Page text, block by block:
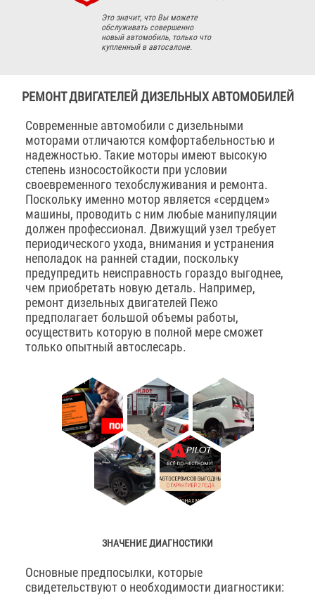
Это значит, что Вы можете
обслуживать совершенно
новый автомобиль, только что
купленный в автосалоне.
РЕМОНТ ДВИГАТЕЛЕЙ ДИЗЕЛЬНЫХ АВТОМОБИЛЕЙ
Современные автомобили с дизельными
моторами отличаются комфортабельностью и
надежностью. Такие моторы имеют высокую
степень износостойкости при условии
своевременного техобслуживания и ремонта.
Поскольку именно мотор является «сердцем»
машины, проводить с ним любые манипуляции
должен профессионал. Движущий узел требует
периодического ухода, внимания и устранения
неполадок на ранней стадии, поскольку
предупредить неисправность гораздо выгоднее,
чем приобретать новую деталь. Например,
ремонт дизельных двигателей Пежо
предполагает большой объемы работы,
осуществить которую в полной мере сможет
только опытный автослесарь.
ЗНАЧЕНИЕ ДИАГНОСТИКИ
Основные предпосылки, которые
свидетельствуют о необходимости диагностики: